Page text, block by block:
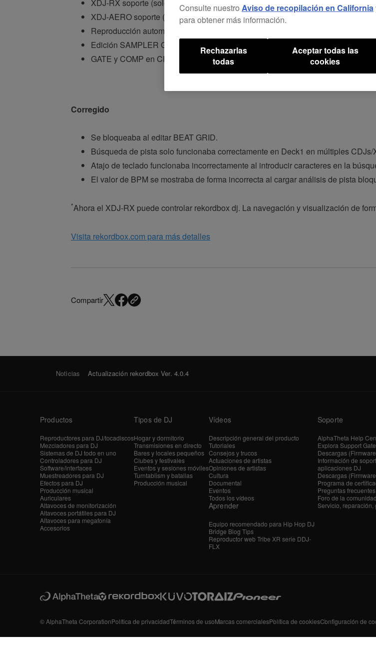
XDJ-RX soporte (solo control).
XDJ-AERO soporte (solo control).
Reproducción automática en todos los reproductores.
Edición SAMPLER GRID.
GATE y COMP en CFX.
Corregido
Se bloqueaba al editar BEAT GRID.
Búsqueda de pista solo funcionaba correctamente en Deck1 en múltiples
Atajo de teclado funcionaba incorrectamente al introducir caracteres en la
El valor de BPM se mostraba de forma incorrecta al cargar análisis de pista
*Ahora el XDJ-RX puede controlar rekordbox dj. La navegación y visualización de
Visita rekordbox.com para más detalles
Compartir
Noticias Actualización rekordbox Ver. 4.0.4
Productos
Reproductores para DJ/tocadiscos
Mezcladores para DJ
Sistemas de DJ todo en uno
Controladores para DJ
Software/interfaces
Muestreadores para DJ
Efectos para DJ
Producción musical
Auriculares
Altavoces de monitorización
Altavoces portátiles para DJ
Altavoces para megafonía
Accesorios
Tipos de DJ
Hogar y dormitorio
Transmisiones en directo
Bares y locales pequeños
Clubes y festivales
Eventos y sesiones móviles
Turntablism y batallas
Producción musical
Vídeos
Descripción general del producto
Tutoriales
Consejos y trucos
Actuaciones de artistas
Opiniones de artistas
Cultura
Documental
Eventos
Todos los vídeos
Aprender
Equipo recomendado para Hip Hop DJ
Bridge Blog Tips
Reproductor web Tribe XR serie DDJ-
FLX
Soporte
AlphaTheta Help
Explora Support
Descargas
Información de
aplicaciones DJ
Descargas
Programa de
Preguntas frecuentes
Foro de la comunidad
Servicio, reparación,
© AlphaTheta CorporationPolítica de privacidadTérminos de usoMarcas comercialesPolítica de cookiesConfiguración de
Consulte nuestro Aviso de recopilación en California
para obtener más información.
Rechazarlas
todas
Aceptar todas las
cookies